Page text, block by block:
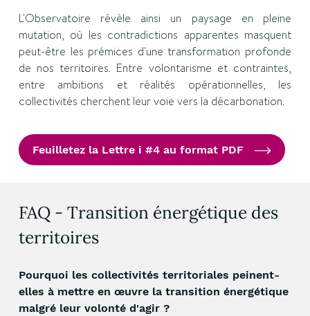
L'Observatoire révèle ainsi un paysage en pleine
mutation, où les contradictions apparentes masquent
peut-être les prémices d'une transformation profonde
de nos territoires. Entre volontarisme et contraintes,
entre ambitions et réalités opérationnelles, les
collectivités cherchent leur voie vers la décarbonation.
Feuilletez la Lettre i #4 au format PDF
FAQ - Transition énergétique des
territoires
Pourquoi les collectivités territoriales peinent-
elles à mettre en œuvre la transition énergétique
malgré leur volonté d'agir ?